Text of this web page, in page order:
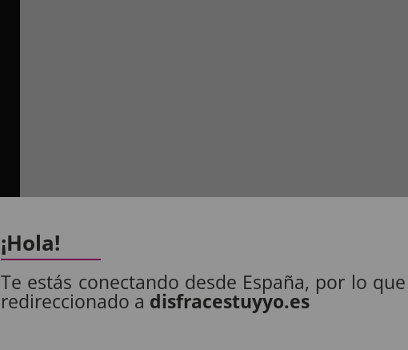
¡Hola!
Te estás conectando desde España, por lo
redireccionado a disfracestuyyo.es